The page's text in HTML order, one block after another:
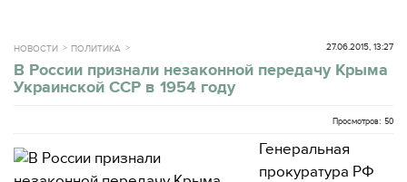
НОВОСТИ ПОЛИТИКА 27.06.2015, 13:27
В России признали незаконной передачу Крыма
Украинской ССР в 1954 году
Просмотров: 50
Генеральная
прокуратура РФ